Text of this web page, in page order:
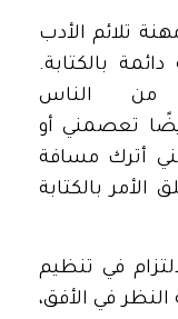
تلائم الأدب
بالكتابة.
من الناس
تعصمني أو
أترك مسافة
بالكتابة
في تنظيم
في الأفق،